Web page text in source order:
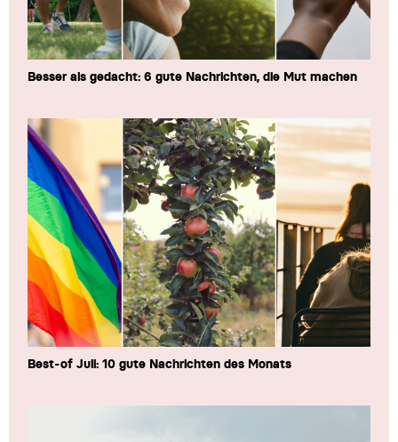
Besser als gedacht: 6 gute Nachrichten, die Mut machen
Best-of Juli: 10 gute Nachrichten des Monats